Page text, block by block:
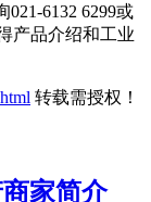
6132 6299或
产品介绍和工业
转载需授权！
家简介